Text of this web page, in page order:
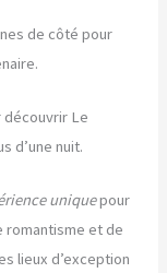
de côté pour
Le
d’une nuit.
uniquepour
romantisme et de
lieux d’exception